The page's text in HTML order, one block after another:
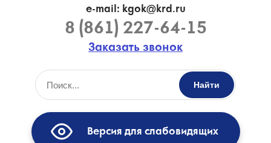
e-mail: kgok@krd.ru
8 (861) 227-64-15
Заказать звонок
Найти
Версия для слабовидящих